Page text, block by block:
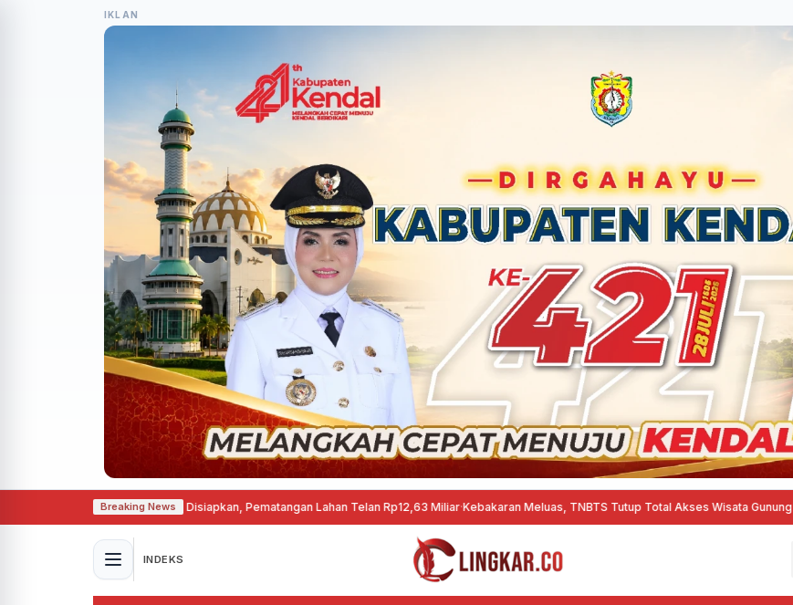
IKLAN
Breaking News
Permanen di Cepu Mulai Disiapkan, Pematangan Lahan Telan Rp12,63 Miliar·Kebakaran Meluas, TNBTS Tutup Total Akses Wisata Gunung Bromo·
INDEKS